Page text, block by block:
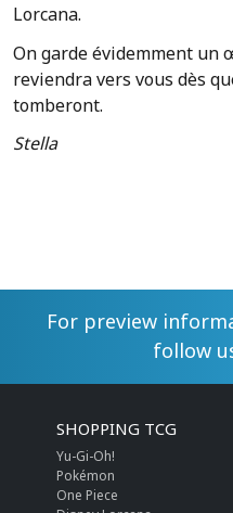
Lorcana.
On garde évidemment un
reviendra vers vous dès
tomberont.
Stella
For preview
follow
SHOPPING TCG
Yu-Gi-Oh!
Pokémon
One Piece